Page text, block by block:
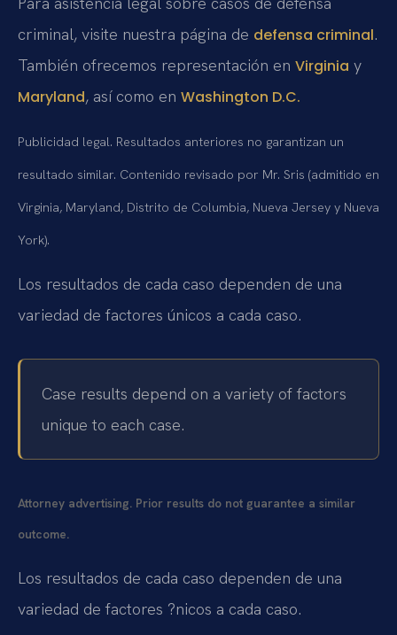
criminal, visite nuestra página de defensa criminal.
También ofrecemos representación en Virginia y
Maryland, así como en Washington D.C.
Publicidad legal. Resultados anteriores no garantizan un
resultado similar. Contenido revisado por Mr. Sris (admitido en
Virginia, Maryland, Distrito de Columbia, Nueva Jersey y Nueva
York).
Los resultados de cada caso dependen de una
variedad de factores únicos a cada caso.
Case results depend on a variety of factors
unique to each case.
Attorney advertising. Prior results do not guarantee a similar
outcome.
Los resultados de cada caso dependen de una
variedad de factores ?nicos a cada caso.